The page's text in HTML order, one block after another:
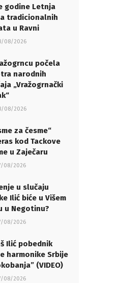
godine Letnja
tradicionalnih
u Ravni
08/2026
počela
narodnih
„Vražogrnački
08/2026
za česme“
kod Tackove
u Zaječaru
08/2026
u slučaju
Ilić biće u Višem
u Negotinu?
08/2026
Ilić pobednik
harmonike Srbije
(VIDEO)
08/2026